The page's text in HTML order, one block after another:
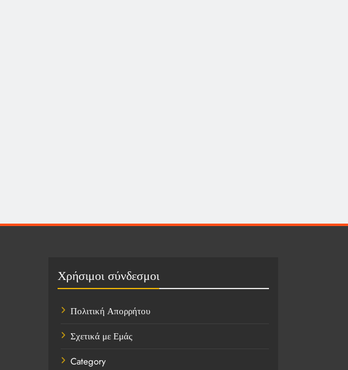
Χρήσιμοι σύνδεσμοι
Πολιτική Απορρήτου
Σχετικά με Εμάς
Category